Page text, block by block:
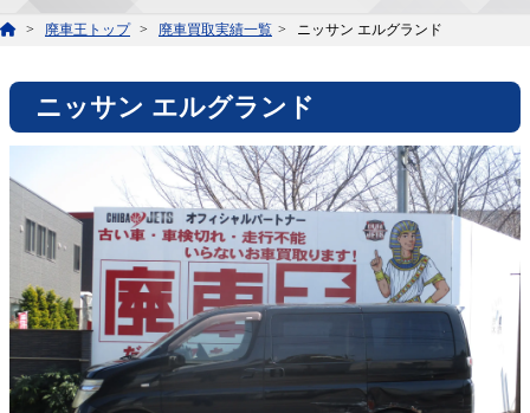
廃車王トップ 廃車買取実績一覧 ニッサン エルグランド
ニッサン エルグランド